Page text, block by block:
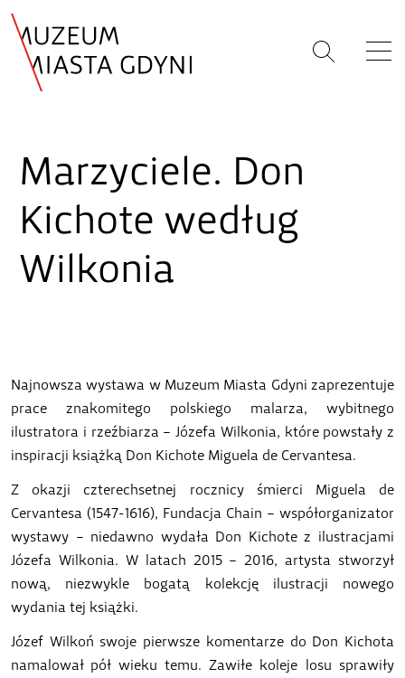
Marzyciele. Don
Kichote według
Wilkonia
Najnowsza wystawa w Muzeum Miasta Gdyni zaprezentuje
prace znakomitego polskiego malarza, wybitnego
ilustratora i rzeźbiarza – Józefa Wilkonia, które powstały z
inspiracji książką Don Kichote Miguela de Cervantesa.
Z okazji czterechsetnej rocznicy śmierci Miguela de
Cervantesa (1547-1616), Fundacja Chain – współorganizator
wystawy – niedawno wydała Don Kichote z ilustracjami
Józefa Wilkonia. W latach 2015 – 2016, artysta stworzył
nową, niezwykle bogatą kolekcję ilustracji nowego
wydania tej książki.
Józef Wilkoń swoje pierwsze komentarze do Don Kichota
namalował pół wieku temu. Zawiłe koleje losu sprawiły